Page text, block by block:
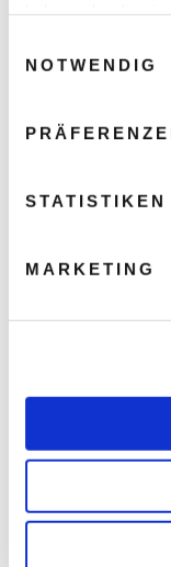
NOTWENDIG
STATISTIKEN
MARKETING